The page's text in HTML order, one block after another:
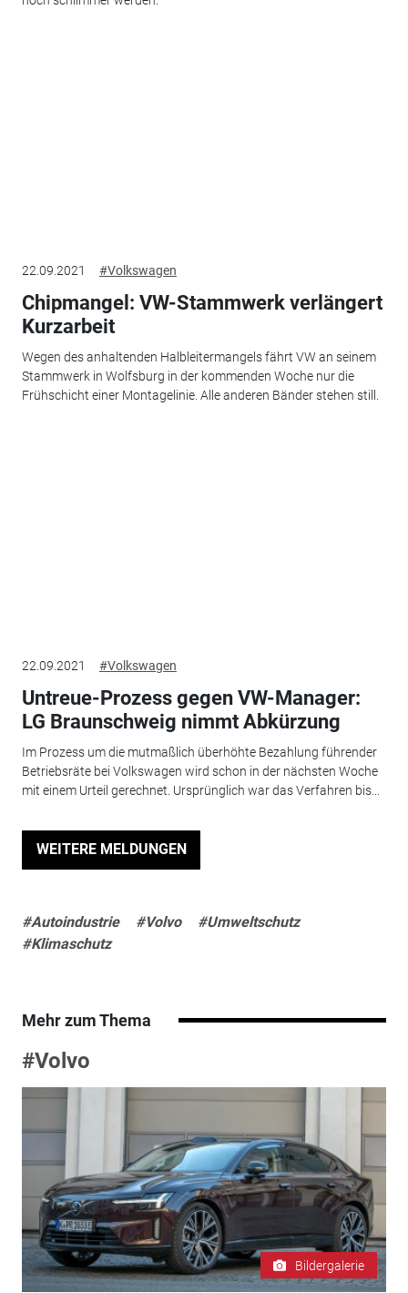
22.09.2021 #Volkswagen
Chipmangel: VW-Stammwerk verlängert
Kurzarbeit
Wegen des anhaltenden Halbleitermangels fährt VW an seinem
Stammwerk in Wolfsburg in der kommenden Woche nur die
Frühschicht einer Montagelinie. Alle anderen Bänder stehen still.
22.09.2021 #Volkswagen
Untreue-Prozess gegen VW-Manager:
LG Braunschweig nimmt Abkürzung
Im Prozess um die mutmaßlich überhöhte Bezahlung führender
Betriebsräte bei Volkswagen wird schon in der nächsten Woche
mit einem Urteil gerechnet. Ursprünglich war das Verfahren bis...
WEITERE MELDUNGEN
#Autoindustrie #Volvo
#Umweltschutz
#Klimaschutz
Mehr zum Thema
#Volvo
Bildergalerie